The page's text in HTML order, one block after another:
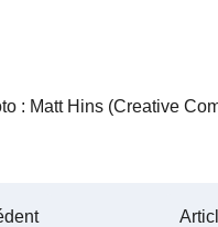
: Matt Hins (Creative